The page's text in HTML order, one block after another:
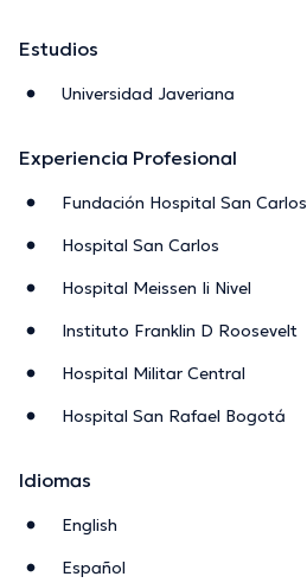
Estudios
Universidad Javeriana
Experiencia Profesional
Fundación Hospital San Carlos
Hospital San Carlos
Hospital Meissen Ii Nivel
Instituto Franklin D Roosevelt
Hospital Militar Central
Hospital San Rafael Bogotá
Idiomas
English
Español